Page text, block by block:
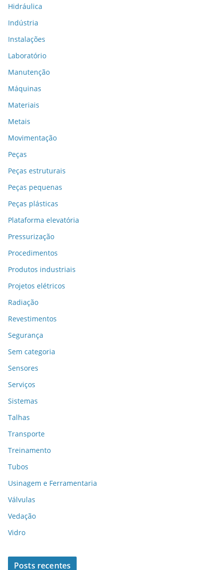
Hidráulica
Indústria
Instalações
Laboratório
Manutenção
Máquinas
Materiais
Metais
Movimentação
Peças
Peças estruturais
Peças pequenas
Peças plásticas
Plataforma elevatória
Pressurização
Procedimentos
Produtos industriais
Projetos elétricos
Radiação
Revestimentos
Segurança
Sem categoria
Sensores
Serviços
Sistemas
Talhas
Transporte
Treinamento
Tubos
Usinagem e Ferramentaria
Válvulas
Vedação
Vidro
Posts recentes